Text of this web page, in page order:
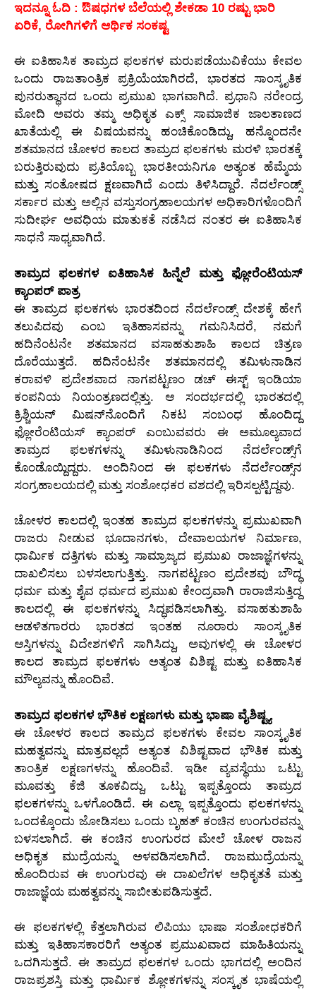
ಇದನ್ನೂ ಓದಿ : ಔಷಧಗಳ ಬೆಲೆಯಲ್ಲಿ ಶೇಕಡಾ 10 ರಷ್ಟು ಭಾರಿ
ಏರಿಕೆ, ರೋಗಿಗಳಿಗೆ ಆರ್ಥಿಕ ಸಂಕಷ್ಟ
ಈ ಐತಿಹಾಸಿಕ ತಾಮ್ರದ ಫಲಕಗಳ ಮರುಪಡೆಯುವಿಕೆಯು ಕೇವಲ
ಒಂದು ರಾಜತಾಂತ್ರಿಕ ಪ್ರಕ್ರಿಯೆಯಾಗಿರದೆ, ಭಾರತದ ಸಾಂಸ್ಕೃತಿಕ
ಪುನರುತ್ಥಾನದ ಒಂದು ಪ್ರಮುಖ ಭಾಗವಾಗಿದೆ. ಪ್ರಧಾನಿ ನರೇಂದ್ರ
ಮೋದಿ ಅವರು ತಮ್ಮ ಅಧಿಕೃತ ಎಕ್ಸ್ ಸಾಮಾಜಿಕ ಜಾಲತಾಣದ
ಖಾತೆಯಲ್ಲಿ ಈ ವಿಷಯವನ್ನು ಹಂಚಿಕೊಂಡಿದ್ದು, ಹನ್ನೊಂದನೇ
ಶತಮಾನದ ಚೋಳರ ಕಾಲದ ತಾಮ್ರದ ಫಲಕಗಳು ಮರಳಿ ಭಾರತಕ್ಕೆ
ಬರುತ್ತಿರುವುದು ಪ್ರತಿಯೊಬ್ಬ ಭಾರತೀಯನಿಗೂ ಅತ್ಯಂತ ಹೆಮ್ಮೆಯ
ಮತ್ತು ಸಂತೋಷದ ಕ್ಷಣವಾಗಿದೆ ಎಂದು ತಿಳಿಸಿದ್ದಾರೆ. ನೆದರ್ಲೆಂಡ್ಸ್
ಸರ್ಕಾರ ಮತ್ತು ಅಲ್ಲಿನ ವಸ್ತುಸಂಗ್ರಹಾಲಯಗಳ ಅಧಿಕಾರಿಗಳೊಂದಿಗೆ
ಸುದೀರ್ಘ ಅವಧಿಯ ಮಾತುಕತೆ ನಡೆಸಿದ ನಂತರ ಈ ಐತಿಹಾಸಿಕ
ಸಾಧನೆ ಸಾಧ್ಯವಾಗಿದೆ.
ತಾಮ್ರದ ಫಲಕಗಳ ಐತಿಹಾಸಿಕ ಹಿನ್ನೆಲೆ ಮತ್ತು ಫ್ಲೋರೆಂಟಿಯಸ್
ಕ್ಯಾಂಪರ್ ಪಾತ್ರ
ಈ ತಾಮ್ರದ ಫಲಕಗಳು ಭಾರತದಿಂದ ನೆದರ್ಲೆಂಡ್ಸ್ ದೇಶಕ್ಕೆ ಹೇಗೆ
ತಲುಪಿದವು ಎಂಬ ಇತಿಹಾಸವನ್ನು ಗಮನಿಸಿದರೆ, ನಮಗೆ
ಹದಿನೆಂಟನೇ ಶತಮಾನದ ವಸಾಹತುಶಾಹಿ ಕಾಲದ ಚಿತ್ರಣ
ದೊರೆಯುತ್ತದೆ. ಹದಿನೆಂಟನೇ ಶತಮಾನದಲ್ಲಿ ತಮಿಳುನಾಡಿನ
ಕರಾವಳಿ ಪ್ರದೇಶವಾದ ನಾಗಪಟ್ಟಣಂ ಡಚ್ ಈಸ್ಟ್ ಇಂಡಿಯಾ
ಕಂಪನಿಯ ನಿಯಂತ್ರಣದಲ್ಲಿತ್ತು. ಆ ಸಂದರ್ಭದಲ್ಲಿ ಭಾರತದಲ್ಲಿ
ಕ್ರಿಶ್ಚಿಯನ್ ಮಿಷನ್‌ನೊಂದಿಗೆ ನಿಕಟ ಸಂಬಂಧ ಹೊಂದಿದ್ದ
ಫ್ಲೋರೆಂಟಿಯಸ್ ಕ್ಯಾಂಪರ್ ಎಂಬುವವರು ಈ ಅಮೂಲ್ಯವಾದ
ತಾಮ್ರದ ಫಲಕಗಳನ್ನು ತಮಿಳುನಾಡಿನಿಂದ ನೆದರ್ಲೆಂಡ್ಸ್‌ಗೆ
ಕೊಂಡೊಯ್ದಿದ್ದರು. ಅಂದಿನಿಂದ ಈ ಫಲಕಗಳು ನೆದರ್ಲೆಂಡ್ಸ್‌ನ
ಸಂಗ್ರಹಾಲಯದಲ್ಲಿ ಮತ್ತು ಸಂಶೋಧಕರ ವಶದಲ್ಲಿ ಇರಿಸಲ್ಪಟ್ಟಿದ್ದವು.
ಚೋಳರ ಕಾಲದಲ್ಲಿ ಇಂತಹ ತಾಮ್ರದ ಫಲಕಗಳನ್ನು ಪ್ರಮುಖವಾಗಿ
ರಾಜರು ನೀಡುವ ಭೂದಾನಗಳು, ದೇವಾಲಯಗಳ ನಿರ್ಮಾಣ,
ಧಾರ್ಮಿಕ ದತ್ತಿಗಳು ಮತ್ತು ಸಾಮ್ರಾಜ್ಯದ ಪ್ರಮುಖ ರಾಜಾಜ್ಞೆಗಳನ್ನು
ದಾಖಲಿಸಲು ಬಳಸಲಾಗುತ್ತಿತ್ತು. ನಾಗಪಟ್ಟಣಂ ಪ್ರದೇಶವು ಬೌದ್ಧ
ಧರ್ಮ ಮತ್ತು ಶೈವ ಧರ್ಮದ ಪ್ರಮುಖ ಕೇಂದ್ರವಾಗಿ ರಾರಾಜಿಸುತ್ತಿದ್ದ
ಕಾಲದಲ್ಲಿ ಈ ಫಲಕಗಳನ್ನು ಸಿದ್ಧಪಡಿಸಲಾಗಿತ್ತು. ವಸಾಹತುಶಾಹಿ
ಆಡಳಿತಗಾರರು ಭಾರತದ ಇಂತಹ ನೂರಾರು ಸಾಂಸ್ಕೃತಿಕ
ಆಸ್ತಿಗಳನ್ನು ವಿದೇಶಗಳಿಗೆ ಸಾಗಿಸಿದ್ದು, ಅವುಗಳಲ್ಲಿ ಈ ಚೋಳರ
ಕಾಲದ ತಾಮ್ರದ ಫಲಕಗಳು ಅತ್ಯಂತ ವಿಶಿಷ್ಟ ಮತ್ತು ಐತಿಹಾಸಿಕ
ಮೌಲ್ಯವನ್ನು ಹೊಂದಿವೆ.
ತಾಮ್ರದ ಫಲಕಗಳ ಭೌತಿಕ ಲಕ್ಷಣಗಳು ಮತ್ತು ಭಾಷಾ ವೈಶಿಷ್ಟ್ಯ
ಈ ಚೋಳರ ಕಾಲದ ತಾಮ್ರದ ಫಲಕಗಳು ಕೇವಲ ಸಾಂಸ್ಕೃತಿಕ
ಮಹತ್ವವನ್ನು ಮಾತ್ರವಲ್ಲದೆ ಅತ್ಯಂತ ವಿಶಿಷ್ಟವಾದ ಭೌತಿಕ ಮತ್ತು
ತಾಂತ್ರಿಕ ಲಕ್ಷಣಗಳನ್ನು ಹೊಂದಿವೆ. ಇಡೀ ವ್ಯವಸ್ಥೆಯು ಒಟ್ಟು
ಮೂವತ್ತು ಕೆಜಿ ತೂಕವಿದ್ದು, ಒಟ್ಟು ಇಪ್ಪತ್ತೊಂದು ತಾಮ್ರದ
ಫಲಕಗಳನ್ನು ಒಳಗೊಂಡಿದೆ. ಈ ಎಲ್ಲಾ ಇಪ್ಪತ್ತೊಂದು ಫಲಕಗಳನ್ನು
ಒಂದಕ್ಕೊಂದು ಜೋಡಿಸಲು ಒಂದು ಬೃಹತ್ ಕಂಚಿನ ಉಂಗುರವನ್ನು
ಬಳಸಲಾಗಿದೆ. ಈ ಕಂಚಿನ ಉಂಗುರದ ಮೇಲೆ ಚೋಳ ರಾಜನ
ಅಧಿಕೃತ ಮುದ್ರೆಯನ್ನು ಅಳವಡಿಸಲಾಗಿದೆ. ರಾಜಮುದ್ರೆಯನ್ನು
ಹೊಂದಿರುವ ಈ ಉಂಗುರವು ಈ ದಾಖಲೆಗಳ ಅಧಿಕೃತತೆ ಮತ್ತು
ರಾಜಾಜ್ಞೆಯ ಮಹತ್ವವನ್ನು ಸಾಬೀತುಪಡಿಸುತ್ತದೆ.
ಈ ಫಲಕಗಳಲ್ಲಿ ಕೆತ್ತಲಾಗಿರುವ ಲಿಪಿಯು ಭಾಷಾ ಸಂಶೋಧಕರಿಗೆ
ಮತ್ತು ಇತಿಹಾಸಕಾರರಿಗೆ ಅತ್ಯಂತ ಪ್ರಮುಖವಾದ ಮಾಹಿತಿಯನ್ನು
ಒದಗಿಸುತ್ತದೆ. ಈ ತಾಮ್ರದ ಫಲಕಗಳ ಒಂದು ಭಾಗದಲ್ಲಿ ಅಂದಿನ
ರಾಜಪ್ರಶಸ್ತಿ ಮತ್ತು ಧಾರ್ಮಿಕ ಶ್ಲೋಕಗಳನ್ನು ಸಂಸ್ಕೃತ ಭಾಷೆಯಲ್ಲಿ